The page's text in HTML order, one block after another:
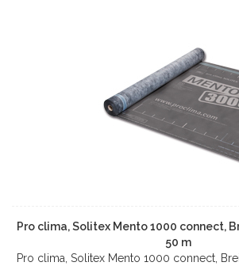
Pro clima, Solitex Mento 1000 connect,
50 m
Pro clima, Solitex Mento 1000 connect,